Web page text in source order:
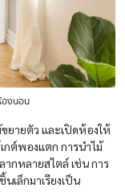
องนอน
ยายตัว และเปิดห้องให้
กต์พองแตก การนำไม้
กหลายสไตล์ เช่น การ
เล็กมาเรียงเป็น